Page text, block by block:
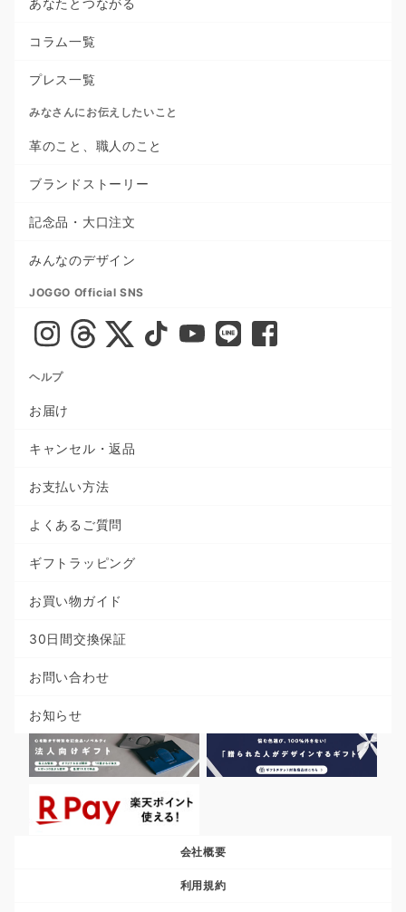
あなたとつながる
コラム一覧
プレス一覧
みなさんにお伝えしたいこと
革のこと、職人のこと
ブランドストーリー
記念品・大口注文
みんなのデザイン
JOGGO Official SNS
ヘルプ
お届け
キャンセル・返品
お支払い方法
よくあるご質問
ギフトラッピング
お買い物ガイド
30日間交換保証
お問い合わせ
お知らせ
会社概要
利用規約